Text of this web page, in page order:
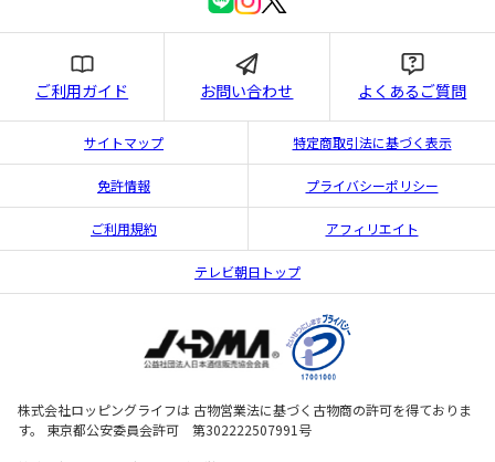
ご利用ガイド お問い合わせ よくあるご質問
サイトマップ 特定商取引法に基づく表示
免許情報 プライバシーポリシー
ご利用規約 アフィリエイト
テレビ朝日トップ
株式会社ロッピングライフは 古物営業法に基づく古物商の許可を得ておりま
す。 東京都公安委員会許可 第302222507991号